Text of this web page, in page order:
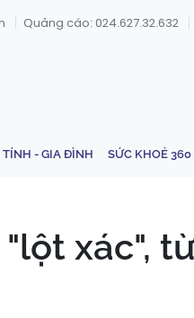
Quảng cáo: 024.627.32.632
TÍNH - GIA ĐÌNH SỨC KHOẺ 360
xác",